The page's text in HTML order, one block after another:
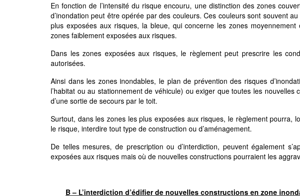
En fonction de l’intensité du risque encouru, une distinction des zones
d’inondation peut être opérée par des couleurs. Ces couleurs sont souvent
plus exposées aux risques, la bleue, qui concerne les zones
zones faiblement exposées aux risques.
Dans les zones exposées aux risques, le règlement peut prescrire les
autorisées.
Ainsi dans les zones inondables, le plan de prévention des risques
l’habitat ou au stationnement de véhicule) ou exiger que toutes les nouvelles
d’une sortie de secours par le toit.
Surtout, dans les zones les plus exposées aux risques, le règlement pourra,
le risque, interdire tout type de construction ou d’aménagement.
De telles mesures, de prescription ou d’interdiction, peuvent également
exposées aux risques mais où de nouvelles constructions pourraient les
B – L’interdiction d’édifier de nouvelles constructions en zone